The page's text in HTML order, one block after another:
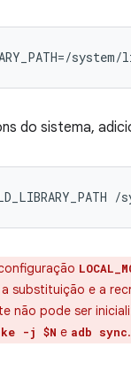
do sistema,
substituição e a
não pode ser
-j $N e adb sync.